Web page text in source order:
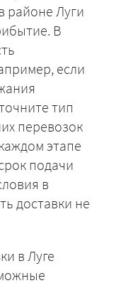
районе Луги
В
если
тип
перевозок
этапе
подачи
в
доставки не
в Луге